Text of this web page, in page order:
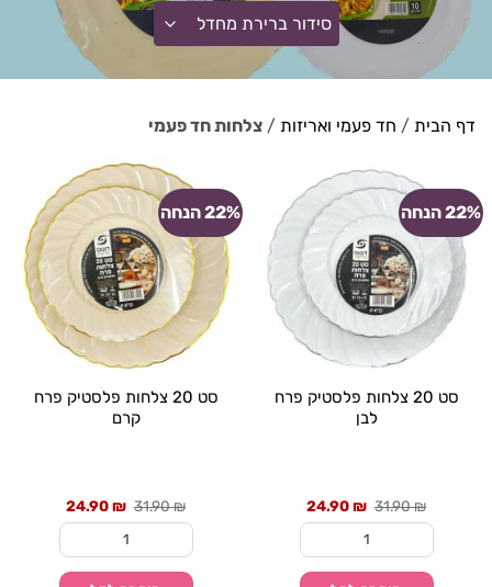
דף הבית / חד פעמי ואריזות / צלחות חד פעמי
22% הנחה
סט 20 צלחות פלסטיק פרח
לבן
31.90₪
מחיר
קודם
היה:
31.90 ₪.
24.90₪
מחיר
נוכחי:
24.90 ₪.
כמות של סט 20 צלחות פלסטיק פרח לבן
22% הנחה
סט 20 צלחות פלסטיק פרח
קרם
31.90₪
מחיר
קודם
היה:
31.90 ₪.
24.90₪
מחיר
נוכחי:
24.90 ₪.
כמות של סט 20 צלחות פלסטיק פרח קרם